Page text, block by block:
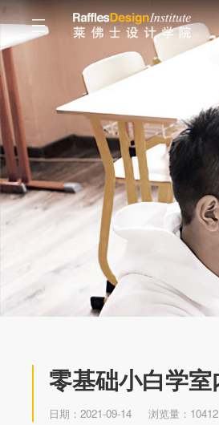
零基础小白学
日期：2021-09-14 浏览量：10412